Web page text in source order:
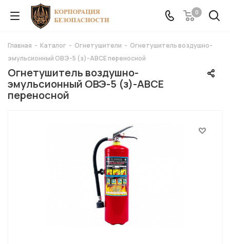
0
Главная - Каталог - Огнетушители - Огнетушитель воздушно-
эмульсионный ОВЭ-5 (з)-АВСЕ переносной
Огнетушитель воздушно-
эмульсионный ОВЭ-5 (з)-АВСЕ
переносной